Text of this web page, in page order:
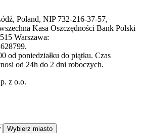
Poland, NIP 732-216-37-57,
Kasa Oszczędności Bank Polski
Warszawa:
od poniedziałku do piątku. Czas
od 24h do 2 dni roboczych.
z o.o.